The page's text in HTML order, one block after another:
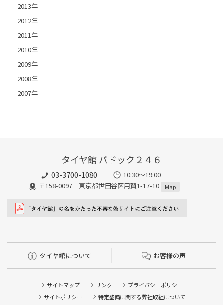
2013年
2012年
2011年
2010年
2009年
2008年
2007年
タイヤ館 パドック２４６
03-3700-1080
10:30～19:00
〒158-0097 東京都世田谷区用賀1-17-10
Map
タイヤ館について お客様の声
サイトマップ リンク
プライバシーポリシー
サイトポリシー
特定整備に関する弊社取組について